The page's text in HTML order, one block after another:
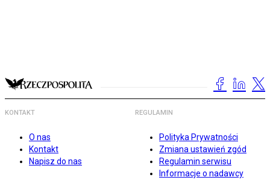
KONTAKT
O nas
Kontakt
Napisz do nas
REGULAMIN
Polityka Prywatności
Zmiana ustawień zgód
Regulamin serwisu
Informacje o nadawcy